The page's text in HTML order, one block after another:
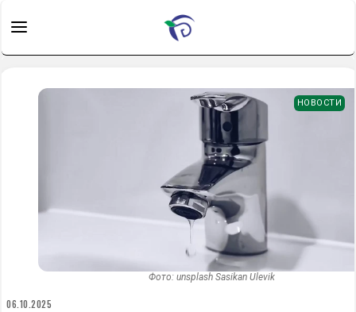
Фото: unsplash Sasikan Ulevik
НОВОСТИ
06.10.2025